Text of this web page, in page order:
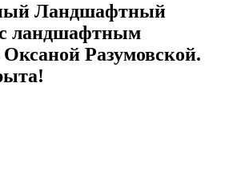
Ландшафтный
ландшафтным
Разумовской.